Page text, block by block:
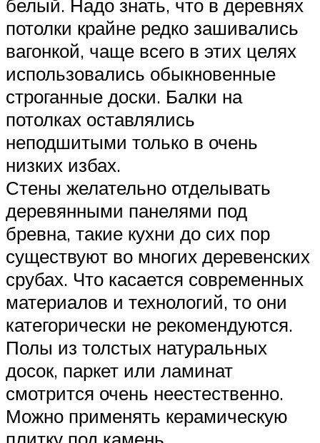
белый. Надо знать, что в деревнях
потолки крайне редко зашивались
вагонкой, чаще всего в этих целях
использовались обыкновенные
строганные доски. Балки на
потолках оставлялись
неподшитыми только в очень
низких избах.
Стены желательно отделывать
деревянными панелями под
бревна, такие кухни до сих пор
существуют во многих деревенских
срубах. Что касается современных
материалов и технологий, то они
категорически не рекомендуются.
Полы из толстых натуральных
досок, паркет или ламинат
смотрится очень неестественно.
Можно применять керамическую